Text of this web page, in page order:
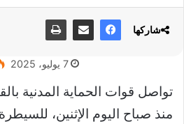
7 يوليو، 2025
تواصل قوات الحماية المدنية
منذ صباح اليوم الإثنين،
شاركها